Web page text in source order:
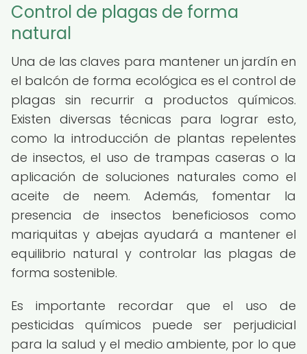
Control de plagas de forma
natural
Una de las claves para mantener un jardín en
el balcón de forma ecológica es el control de
plagas sin recurrir a productos químicos.
Existen diversas técnicas para lograr esto,
como la introducción de plantas repelentes
de insectos, el uso de trampas caseras o la
aplicación de soluciones naturales como el
aceite de neem. Además, fomentar la
presencia de insectos beneficiosos como
mariquitas y abejas ayudará a mantener el
equilibrio natural y controlar las plagas de
forma sostenible.
Es importante recordar que el uso de
pesticidas químicos puede ser perjudicial
para la salud y el medio ambiente, por lo que